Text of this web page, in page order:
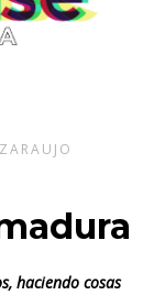
haciendo cosas